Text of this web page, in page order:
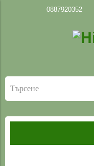
0887920352